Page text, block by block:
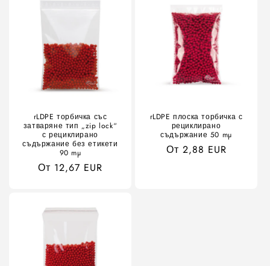
rLDPE торбичка със
затваряне тип „zip lock“
с рециклирано
съдържание без етикети
90 mµ
Обичайна
От 12,67 EUR
rLDPE плоска торбичка с
рециклирано
съдържание 50 mµ
Обичайна
От 2,88 EUR